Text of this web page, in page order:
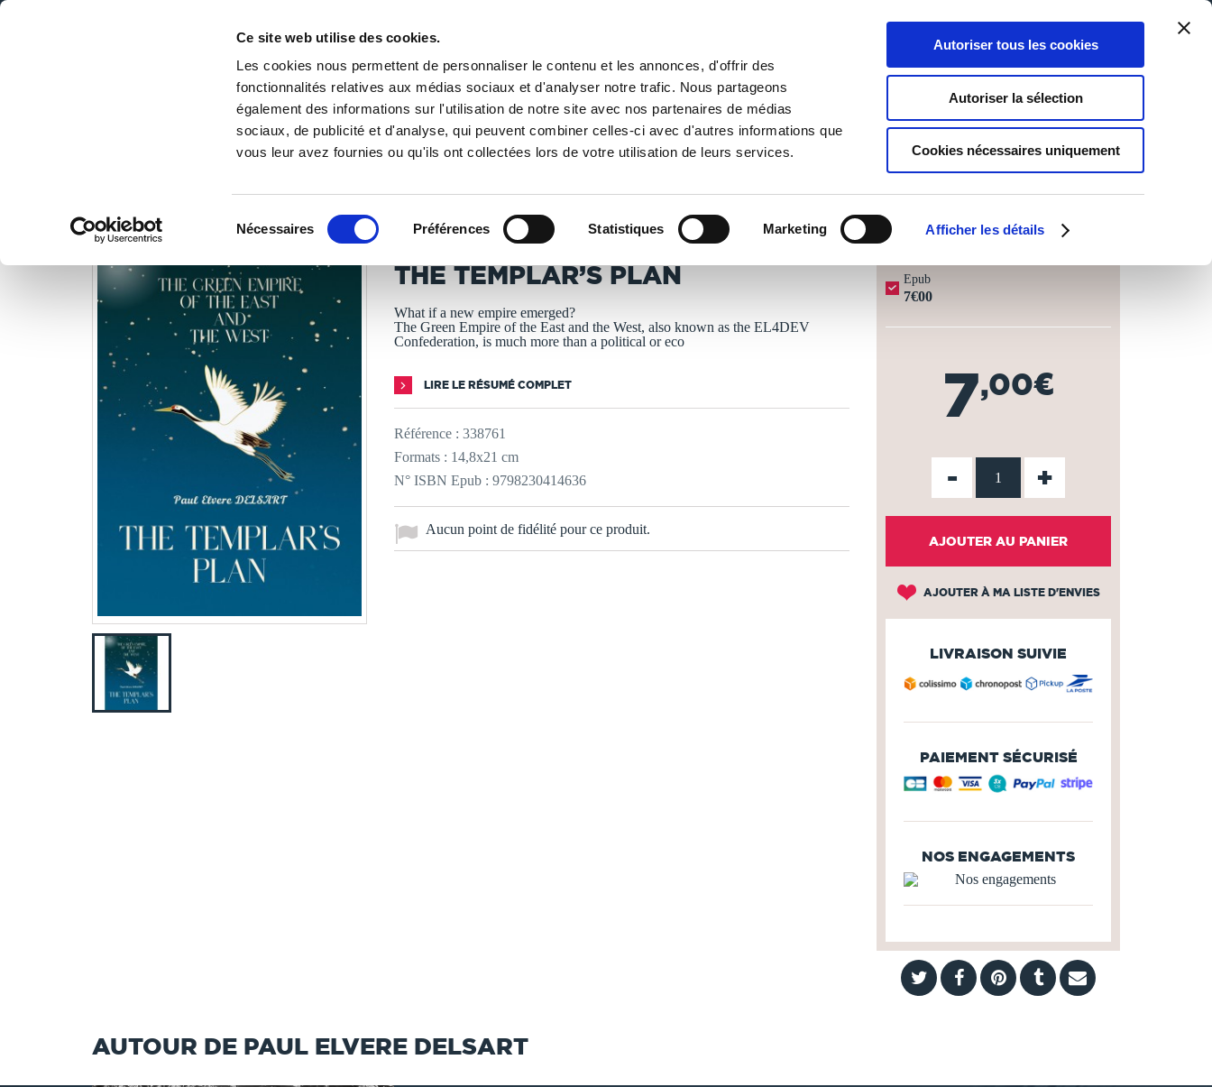
Ce site web utilise des cookies.
Les cookies nous permettent de personnaliser le contenu et les annonces, d'offrir des
fonctionnalités relatives aux médias sociaux et d'analyser notre trafic. Nous partageons
également des informations sur l'utilisation de notre site avec nos partenaires de médias
sociaux, de publicité et d'analyse, qui peuvent combiner celles-ci avec d'autres informations que
vous leur avez fournies ou qu'ils ont collectées lors de votre utilisation de leurs services.
Nécessaires Préférences Statistiques Marketing Afficher les détails
Autoriser tous les cookies
Autoriser la sélection
Cookies nécessaires uniquement
DE LA PAGE BLANCHE... AU BEST SELLER
0
Panier
0
Ma liste
Connexion
PUBLIER UN LIVRE LIBRAIRIE
/ Essais / Essais philosophiques / The Templar’s Plan
LES LIVRES SONT IMPRIMÉS À LA DEMANDE - DÉLAI ACTUEL : 3 À 5 JOURS OUVRÉS ⏱️
Paul Elvere DELSART
THE TEMPLAR’S PLAN
What if a new empire emerged?
The Green Empire of the East and the West, also known as the EL4DEV
Confederation, is much more than a political or eco
LIRE LE RÉSUMÉ COMPLET
Référence : 338761
Formats : 14,8x21 cm
N° ISBN Epub : 9798230414636
Aucun point de fidélité pour ce produit.
Epub
7€00
7,00€
- +
AJOUTER AU PANIER
AJOUTER À MA LISTE D'ENVIES
LIVRAISON SUIVIE
PAIEMENT SÉCURISÉ
NOS ENGAGEMENTS
AUTOUR DE PAUL ELVERE DELSART